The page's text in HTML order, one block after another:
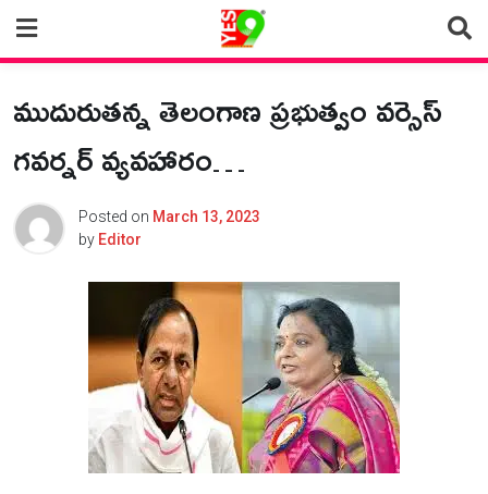
content
ముదురుతన్న తెలంగాణ ప్రభుత్వం వర్సెస్
గవర్నర్ వ్యవహారం…
Posted on March 13, 2023
by Editor